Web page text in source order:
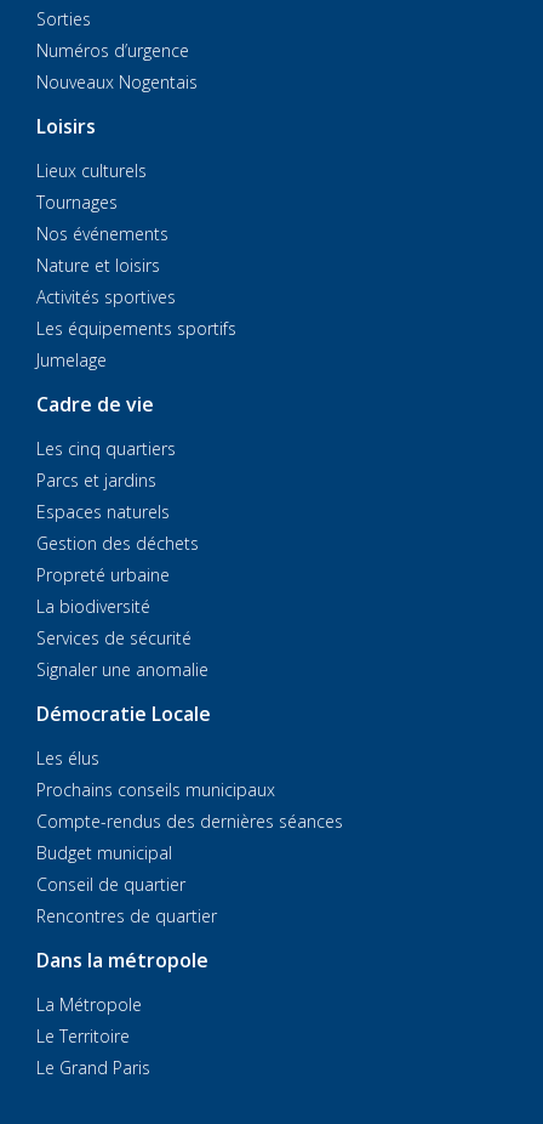
Sorties
Numéros d’urgence
Nouveaux Nogentais
Loisirs
Lieux culturels
Tournages
Nos événements
Nature et loisirs
Activités sportives
Les équipements sportifs
Jumelage
Cadre de vie
Les cinq quartiers
Parcs et jardins
Espaces naturels
Gestion des déchets
Propreté urbaine
La biodiversité
Services de sécurité
Signaler une anomalie
Démocratie Locale
Les élus
Prochains conseils municipaux
Compte-rendus des dernières séances
Budget municipal
Conseil de quartier
Rencontres de quartier
Dans la métropole
La Métropole
Le Territoire
Le Grand Paris